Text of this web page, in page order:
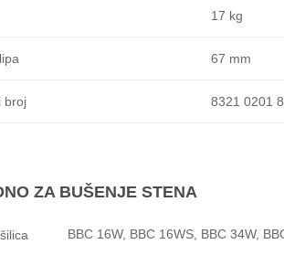
17 kg
67 mm
broj 8321 0201
ZA BUŠENJE STENA
BBC 16W, BBC 16WS, BBC 34W,